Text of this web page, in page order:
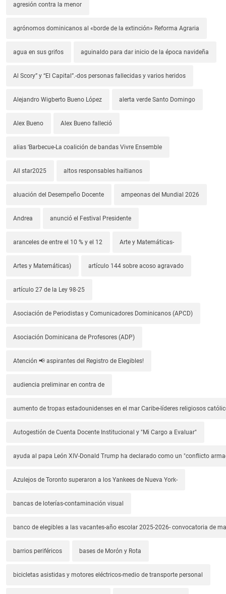
agresión contra la menor
agrónomos dominicanos al «borde de la extinción» Reforma Agraria
agua en sus grifos aguinaldo para dar inicio de la época navideña
Al Scory” y “El Capital”.-dos personas fallecidas y varios heridos
Alejandro Wigberto Bueno López alerta verde Santo Domingo
Alex Bueno Alex Bueno falleció
alias ‘Barbecue-La coalición de bandas Vivre Ensemble
All star2025 altos responsables haitianos
aluación del Desempeño Docente ampeonas del Mundial 2026
Andrea anunció el Festival Presidente
aranceles de entre el 10 % y el 12 Arte y Matemáticas-
Artes y Matemáticas) artículo 144 sobre acoso agravado
artículo 27 de la Ley 98-25
Asociación de Periodistas y Comunicadores Dominicanos (APCD)
Asociación Dominicana de Profesores (ADP)
Atención 📢 aspirantes del Registro de Elegibles!
audiencia preliminar en contra de
aumento de tropas estadounidenses en el mar Caribe-líderes religiosos
Autogestión de Cuenta Docente Institucional y "Mi Cargo a Evaluar"
ayuda al papa León XIV-Donald Trump ha declarado como un "conflicto
Azulejos de Toronto superaron a los Yankees de Nueva York-
bancas de loterías-contaminación visual
banco de elegibles a las vacantes-año escolar 2025-2026- convocatoria de
barrios periféricos bases de Morón y Rota
bicicletas asistidas y motores eléctricos-medio de transporte personal